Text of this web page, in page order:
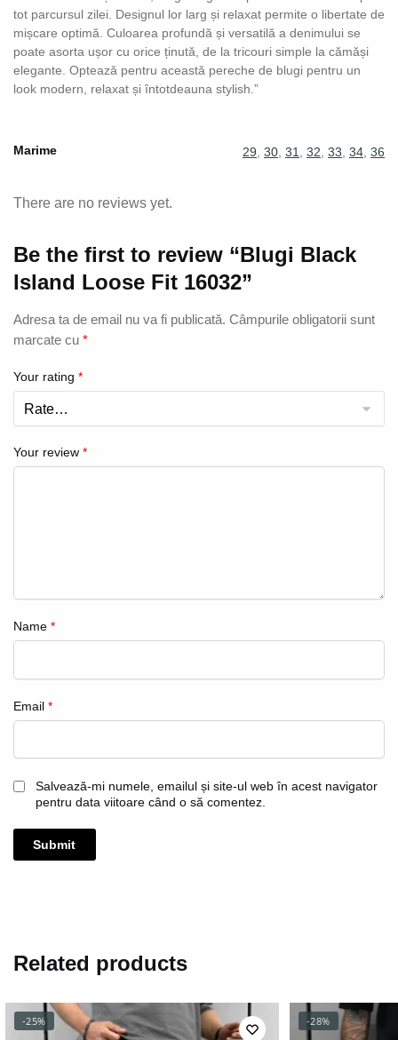
tot parcursul zilei. Designul lor larg și relaxat permite o libertate de
mișcare optimă. Culoarea profundă și versatilă a denimului se
poate asorta ușor cu orice ținută, de la tricouri simple la cămăși
elegante. Optează pentru această pereche de blugi pentru un
look modern, relaxat și întotdeauna stylish.”
Marime 29 30 31 32 33 34 36
There are no reviews yet.
Be the first to review “Blugi Black
Island Loose Fit 16032”
Adresa ta de email nu va fi publicată. Câmpurile obligatorii sunt
marcate cu *
Your rating *
Your review *
Name *
Email *
Salvează-mi numele, emailul și site-ul web în acest navigator
pentru data viitoare când o să comentez.
Related products
-25% -28%